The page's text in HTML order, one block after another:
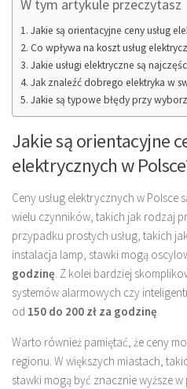
W tym artykule przeczytasz
Jakie są orientacyjne ceny usług
Co wpływa na koszt usług
Jakie usługi elektryczne są
Jak znaleźć dobrego elektryka w
Jakie są typowe błędy przy
Jakie są orientacyjne
elektrycznych w
Ceny usług elektrycznych w Polsce
wielu czynników, takich jak rodzaj
przypadku prostych usług, takich
instalacja lamp, stawki mogą
godzinę . Z kolei bardziej
systemów alarmowych czy
od 150 do 200 zł za godzinę
Warto również pamiętać, że ceny
regionu. W większych miastach,
stawki mogą być znacznie wyższe